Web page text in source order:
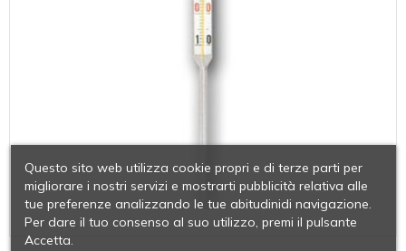
Questo sito web utilizza cookie propri e di terze parti per
migliorare i nostri servizi e mostrarti pubblicità relativa alle
tue preferenze analizzando le tue abitudinidi navigazione.
Per dare il tuo consenso al suo utilizzo, premi il pulsante
Accetta.